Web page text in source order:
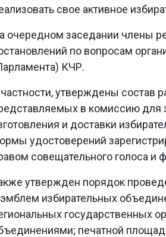
свое активное
очередном заседании члены
по вопросам
КЧР.
утверждены состав
в комиссию для
и доставки
удостоверений
совещательного голоса и
утвержден порядок
избирательных
государственных
печатной